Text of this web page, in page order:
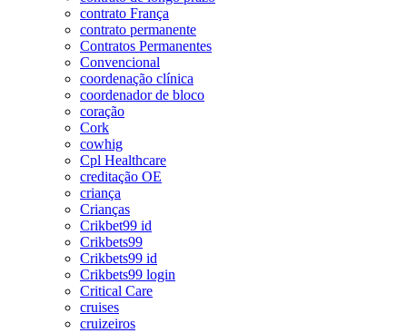
contrato França
contrato permanente
Contratos Permanentes
Convencional
coordenação clínica
coordenador de bloco
coração
Cork
cowhig
Cpl Healthcare
creditação OE
criança
Crianças
Crikbet99 id
Crikbets99
Crikbets99 id
Crikbets99 login
Critical Care
cruises
cruizeiros